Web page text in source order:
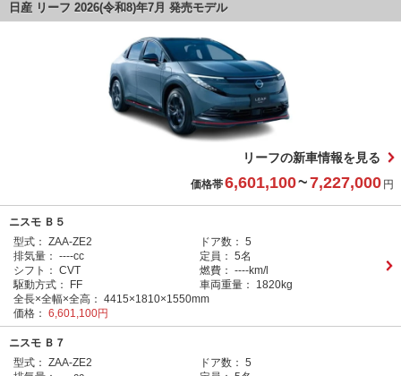
日産 リーフ 2026(令和8)年7月 発売モデル
リーフの新車情報を見る
価格帯6,601,100~7,227,000 円
ニスモ Ｂ５
型式： ZAA-ZE2 ドア数： 5
排気量： ----cc 定員： 5名
シフト： CVT 燃費： ----km/l
駆動方式：
FF 車両重量：
1820kg
全長×全幅×全高： 4415×1810×1550mm
価格： 6,601,100円
ニスモ Ｂ７
型式： ZAA-ZE2 ドア数： 5